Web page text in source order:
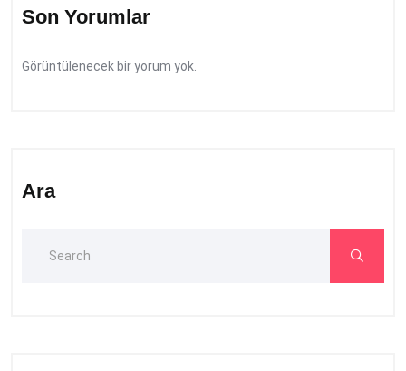
Son Yorumlar
Görüntülenecek bir yorum yok.
Ara